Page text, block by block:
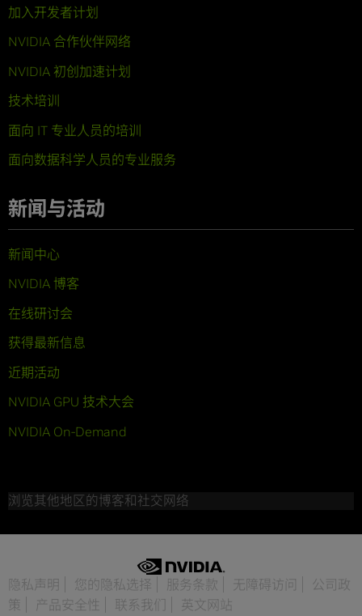
加入开发者计划
NVIDIA 合作伙伴网络
NVIDIA 初创加速计划
技术培训
面向 IT 专业人员的培训
面向数据科学人员的专业服务
新闻与活动
新闻中心
NVIDIA 博客
在线研讨会
获得最新信息
近期活动
NVIDIA GPU 技术大会
NVIDIA On-Demand
浏览其他地区的博客和社交网络
隐私声明 您的隐私选择 服务条款 无障碍访问
公司政
策
产品安全性 联系我们 英文网站